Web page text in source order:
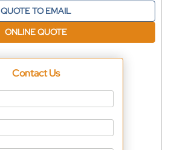
QUOTE TO EMAIL
ONLINE QUOTE
Contact Us